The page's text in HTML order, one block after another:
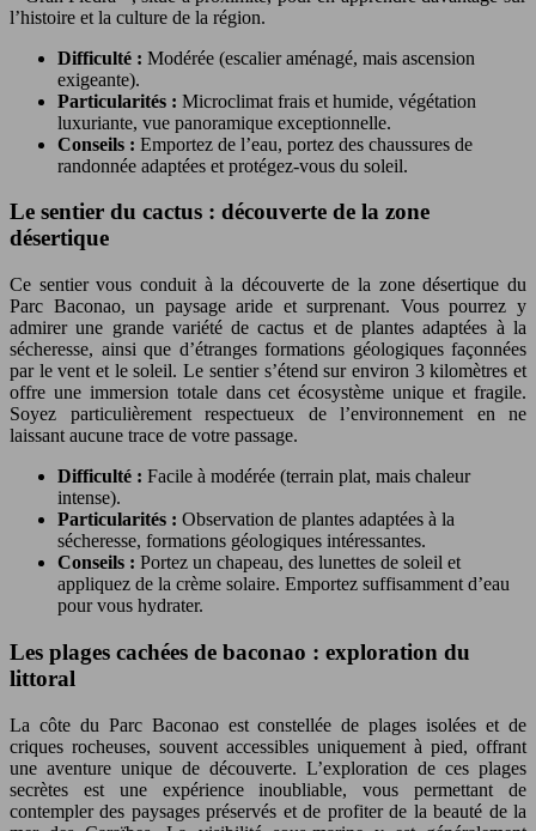
l’histoire et la culture de la région.
Difficulté : Modérée (escalier aménagé, mais ascension
exigeante).
Particularités : Microclimat frais et humide, végétation
luxuriante, vue panoramique exceptionnelle.
Conseils : Emportez de l’eau, portez des chaussures de
randonnée adaptées et protégez-vous du soleil.
Le sentier du cactus : découverte de la zone
désertique
Ce sentier vous conduit à la découverte de la zone désertique du
Parc Baconao, un paysage aride et surprenant. Vous pourrez y
admirer une grande variété de cactus et de plantes adaptées à la
sécheresse, ainsi que d’étranges formations géologiques façonnées
par le vent et le soleil. Le sentier s’étend sur environ 3 kilomètres et
offre une immersion totale dans cet écosystème unique et fragile.
Soyez particulièrement respectueux de l’environnement en ne
laissant aucune trace de votre passage.
Difficulté : Facile à modérée (terrain plat, mais chaleur
intense).
Particularités : Observation de plantes adaptées à la
sécheresse, formations géologiques intéressantes.
Conseils : Portez un chapeau, des lunettes de soleil et
appliquez de la crème solaire. Emportez suffisamment d’eau
pour vous hydrater.
Les plages cachées de baconao : exploration du
littoral
La côte du Parc Baconao est constellée de plages isolées et de
criques rocheuses, souvent accessibles uniquement à pied, offrant
une aventure unique de découverte. L’exploration de ces plages
secrètes est une expérience inoubliable, vous permettant de
contempler des paysages préservés et de profiter de la beauté de la